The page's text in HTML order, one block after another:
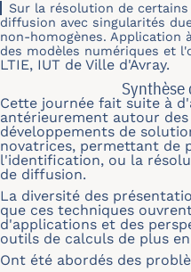
Sur la résolution de
diffusion avec singularités
non-homogènes. Application
des modèles numériques et
LTIE, IUT de Ville d'Avray.
Synthèse
Cette journée fait suite à
antérieurement autour
développements de
novatrices, permettant de
l'identification, ou la
de diffusion.
La diversité des
que ces techniques
d'applications et des
outils de calculs de plus
Ont été abordés des